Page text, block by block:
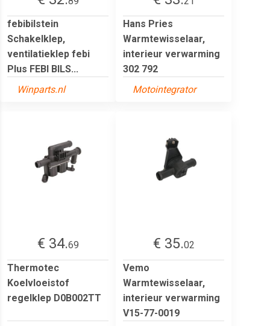
febibilstein
Schakelklep,
ventilatieklep febi
Plus FEBI BILS...
Winparts.nl
Hans Pries
Warmtewisselaar,
interieur verwarming
302 792
Motointegrator
€ 34.69
Thermotec
Koelvloeistof
regelklep D0B002TT
€ 35.02
Vemo
Warmtewisselaar,
interieur verwarming
V15-77-0019